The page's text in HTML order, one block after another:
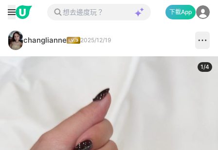
下載App
changlianne 2025/12/19
1/4